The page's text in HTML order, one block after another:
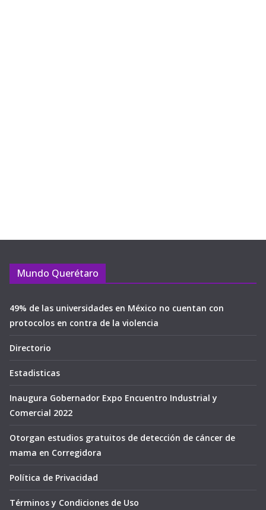
Mundo Querétaro
49% de las universidades en México no cuentan con
protocolos en contra de la violencia
Directorio
Estadisticas
Inaugura Gobernador Expo Encuentro Industrial y
Comercial 2022
Otorgan estudios gratuitos de detección de cáncer de
mama en Corregidora
Política de Privacidad
Términos y Condiciones de Uso